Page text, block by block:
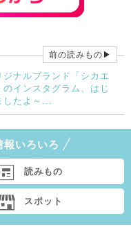
前の読みもの▶
ジナルブランド「シカエ
のインスタグラム、はじ
したよ～...
報いろいろ
読みもの
スポット